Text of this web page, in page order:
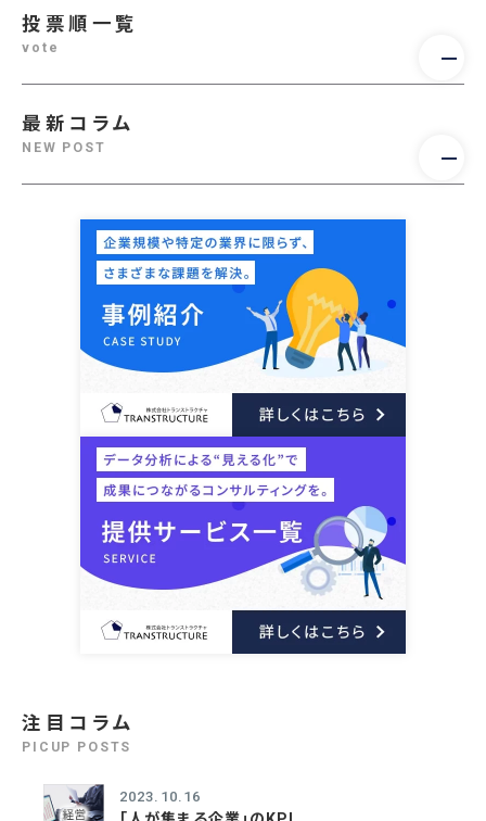
投票順一覧
vote
最新コラム
NEW POST
注目コラム
PICUP POSTS
2023.10.16